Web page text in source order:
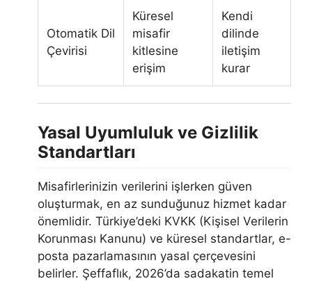
Otomatik Dil
Çevirisi
Küresel
misafir
kitlesine
erişim
Kendi
dilinde
iletişim
kurar
Yasal Uyumluluk ve Gizlilik
Standartları
Misafirlerinizin verilerini işlerken güven
oluşturmak, en az sunduğunuz hizmet kadar
önemlidir. Türkiye’deki KVKK (Kişisel Verilerin
Korunması Kanunu) ve küresel standartlar, e-
posta pazarlamasının yasal çerçevesini
belirler. Şeffaflık, 2026’da sadakatin temel